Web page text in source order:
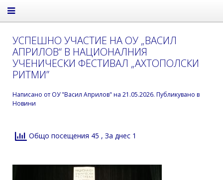
УСПЕШНО УЧАСТИЕ НА ОУ „ВАСИЛ
АПРИЛОВ“ В НАЦИОНАЛНИЯ
УЧЕНИЧЕСКИ ФЕСТИВАЛ „АХТОПОЛСКИ
РИТМИ”
Написано от ОУ "Васил Априлов" на 21.05.2026. Публикувано в
Новини
Общо посещения 45 , За днес 1